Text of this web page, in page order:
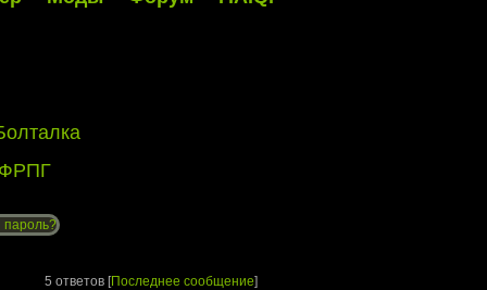
5 ответов [Последнее сообщение]